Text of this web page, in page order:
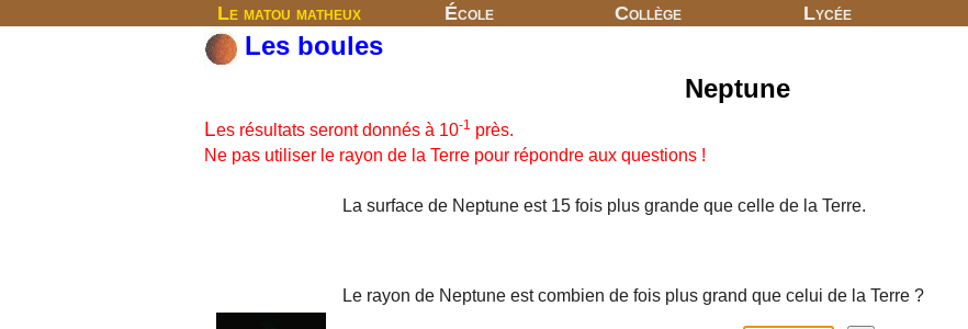
Le matou matheux École Collège Lycée
Les boules
Neptune
Les résultats seront donnés à 10-1 près.
Ne pas utiliser le rayon de la Terre pour répondre aux questions !
La surface de Neptune est 15 fois plus grande que celle de la Terre.
Le rayon de Neptune est combien de fois plus grand que celui de la Terre ?